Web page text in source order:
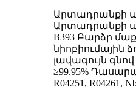
Արտադրանքի
Արտադրանքի
B393 Բարձր
նիոբիումային
լավագույն գնով
≥99.95%
R04251,